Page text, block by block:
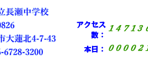
アクセス
数：
本日：